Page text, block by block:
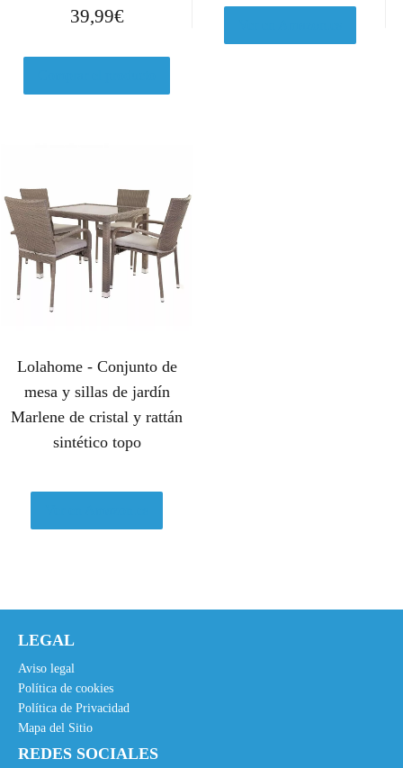
39,99€
Lolahome - Conjunto de
mesa y sillas de jardín
Marlene de cristal y rattán
sintético topo
LEGAL
Aviso legal
Política de cookies
Política de Privacidad
Mapa del Sitio
REDES SOCIALES